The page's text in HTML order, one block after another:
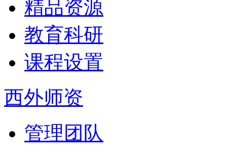
精品资源
教育科研
课程设置
西外师资
管理团队